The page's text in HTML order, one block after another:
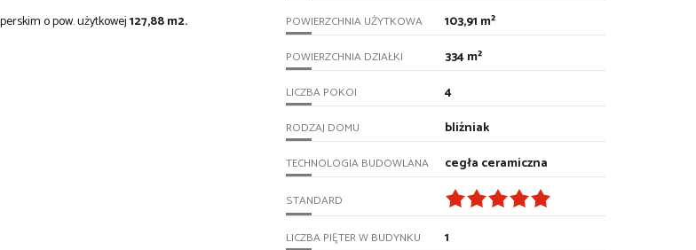
o pow. użytkowej127,88 m2.
POWIERZCHNIA UŻYTKOWA 103,91 m²
POWIERZCHNIA DZIAŁKI 334 m²
LICZBA POKOI 4
RODZAJ DOMU bliźniak
TECHNOLOGIA BUDOWLANA cegła ceramiczna
STANDARD
LICZBA PIĘTER W BUDYNKU 1